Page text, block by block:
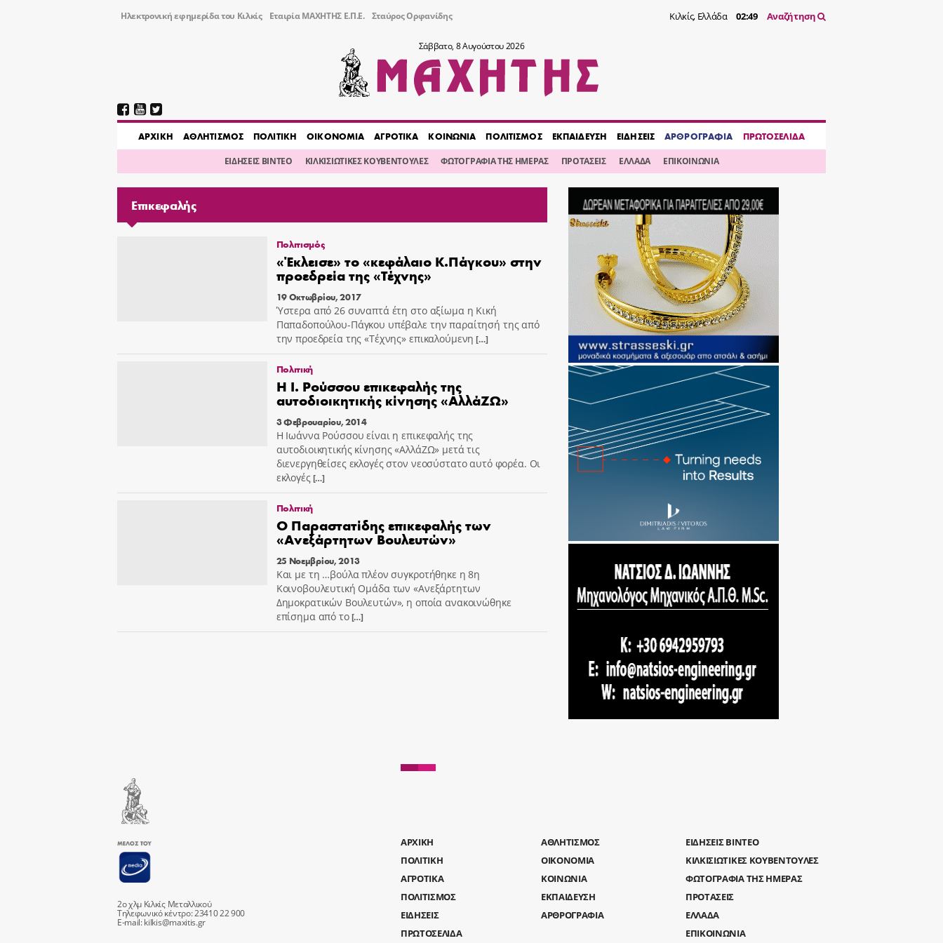
Ηλεκτρονική εφημερίδα του Κιλκίς Εταιρία ΜΑΧΗΤΗΣ Ε.Π.Ε. Σταύρος Ορφανίδης Κιλκίς, Ελλάδα 02:49 Αναζήτηση
Σάββατο, 8 Αυγούστου 2026
AΡΧΙΚΗ ΑΘΛΗΤΙΣΜΟΣ ΠΟΛΙΤΙΚΗ ΟΙΚΟΝΟΜΙΑ ΑΓΡΟΤΙΚΑ ΚΟΙΝΩΝΙΑ ΠΟΛΙΤΙΣΜΟΣ ΕΚΠΑΙΔΕΥΣΗ ΕΙΔΗΣΕΙΣ ΑΡΘΡΟΓΡΑΦΙΑ ΠΡΩΤΟΣΕΛΙΔΑ
ΕΙΔΗΣΕΙΣ ΒΙΝΤΕΟ ΚΙΛΚΙΣΙΩΤΙΚΕΣ ΚΟΥΒΕΝΤΟΥΛΕΣ ΦΩΤΟΓΡΑΦΙΑ ΤΗΣ ΗΜΕΡΑΣ ΠΡΟΤΑΣΕΙΣ ΕΛΛΑΔΑ ΕΠΙΚΟΙΝΩΝΙΑ
Επικεφαλής
Πολιτισμός
«Έκλεισε» το «κεφάλαιο Κ.Πάγκου» στην
προεδρεία της «Τέχνης»
19 Οκτωβρίου, 2017
Ύστερα από 26 συναπτά έτη στο αξίωμα η Κική
Παπαδοπούλου-Πάγκου υπέβαλε την παραίτησή της από
την προεδρεία της «Τέχνης» επικαλούμενη […]
Πολιτική
Η Ι. Ρούσσου επικεφαλής της
αυτοδιοικητικής κίνησης «ΑλλάΖΩ»
3 Φεβρουαρίου, 2014
Η Ιωάννα Ρούσσου είναι η επικεφαλής της
αυτοδιοικητικής κίνησης «ΑλλάΖΩ» μετά τις
διενεργηθείσες εκλογές στον νεοσύστατο αυτό φορέα. Οι
εκλογές[…]
Πολιτική
Ο Παραστατίδης επικεφαλής των
«Ανεξάρτητων Βουλευτών»
25 Νοεμβρίου, 2013
Και με τη …βούλα πλέον συγκροτήθηκε η 8η
Κοινοβουλευτική Ομάδα των «Ανεξάρτητων
Δημοκρατικών Βουλευτών», η οποία ανακοινώθηκε
επίσημα από το[…]
2ο χλμ Κιλκίς Μεταλλικού
Τηλεφωνικό κέντρο: 23410 22 900
E-mail:kilkis@maxitis.gr
AΡΧΙΚΗ
ΑΘΛΗΤΙΣΜΟΣ
ΠΟΛΙΤΙΚΗ
ΟΙΚΟΝΟΜΙΑ
ΑΓΡΟΤΙΚΑ
ΚΟΙΝΩΝΙΑ
ΠΟΛΙΤΙΣΜΟΣ
ΕΚΠΑΙΔΕΥΣΗ
ΕΙΔΗΣΕΙΣ
ΑΡΘΡΟΓΡΑΦΙΑ
ΠΡΩΤΟΣΕΛΙΔΑ
ΕΙΔΗΣΕΙΣ ΒΙΝΤΕΟ
ΚΙΛΚΙΣΙΩΤΙΚΕΣ ΚΟΥΒΕΝΤΟΥΛΕΣ
ΦΩΤΟΓΡΑΦΙΑ ΤΗΣ ΗΜΕΡΑΣ
ΠΡΟΤΑΣΕΙΣ
ΕΛΛΑΔΑ
ΕΠΙΚΟΙΝΩΝΙΑ